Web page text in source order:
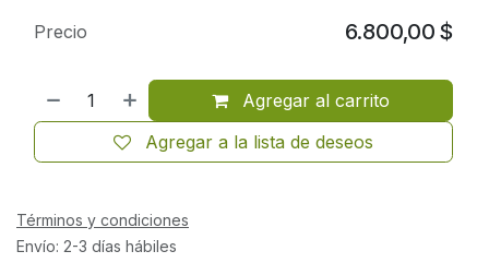
Agregar al carrito
Agregar a la lista de deseos
Precio 6.800,00 $
Términos y condiciones
Envío: 2-3 días hábiles